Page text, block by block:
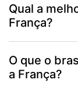
Qual a
França?
O que o
a França?